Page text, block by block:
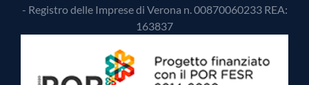
- Registro delle Imprese di Verona n. 00870060233 REA:
163837